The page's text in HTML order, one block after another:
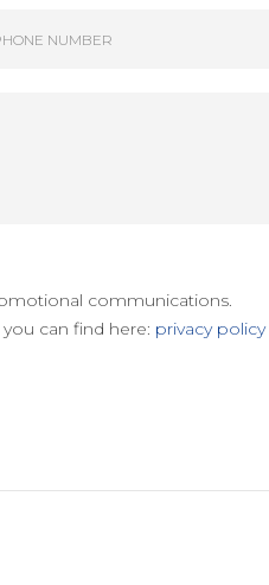
communications.
can find here: privacy policy